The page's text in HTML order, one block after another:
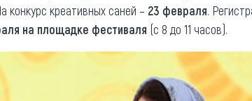
конкурс креативных саней – 23 февраля.
на площадке фестиваля (с 8 до 11 часов).